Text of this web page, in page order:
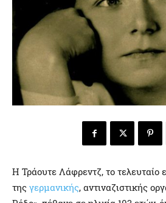
Η Τράουτε Λάφρεντζ, το τελευταίο
της γερμανικής, αντιναζιστικής